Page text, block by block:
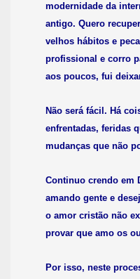
modernidade da
antigo. Quero
velhos hábitos e
profissional e corro
aos poucos, fui
Não será fácil. Há
enfrentadas, feridas
mudanças que não
Continuo crendo em
amando gente e
o amor cristão não
provar que amo os
Por isso, neste